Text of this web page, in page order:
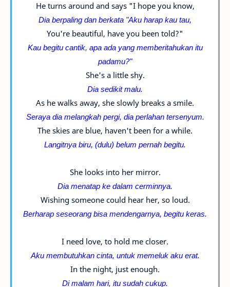
He turns around and says "I hope you know,
Dia berpaling dan berkata "Aku harap kau tau,
You're beautiful, have you been told?"
Kau begitu cantik, apa ada yang memberitahukan itu
padamu?"
She's a little shy.
Dia sedikit malu.
As he walks away, she slowly breaks a smile.
Seraya dia melangkah pergi, dia perlahan tersenyum.
The skies are blue, haven't been for a while.
Langitnya biru, (dulu) belum pernah begitu.
She looks into her mirror.
Dia menatap ke dalam cerminnya.
Wishing someone could hear her, so loud.
Berharap seseorang bisa mendengarnya, begitu keras.
I need love, to hold me closer.
Aku membutuhkan cinta, untuk memeluk aku erat.
In the night, just enough.
Di malam hari, itu sudah cukup.